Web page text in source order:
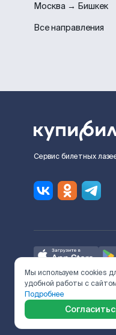
Москва → Бишкек
Все направления
Сервис билетных
Ж/Д билеты
с Поставщиком
включает сервисный
Мы используем cookies
удобной работы с
Подробнее